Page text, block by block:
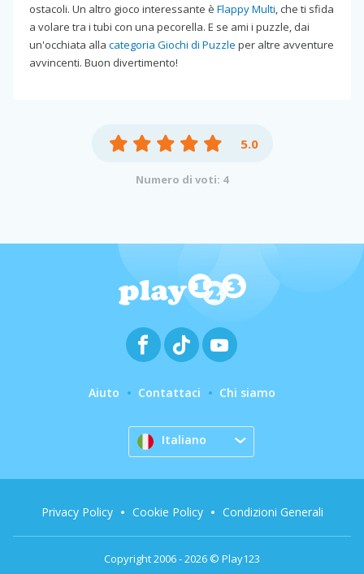
ostacoli. Un altro gioco interessante è Flappy Multi, che ti sfida
a volare tra i tubi con una pecorella. E se ami i puzzle, dai
un'occhiata alla categoria Giochi di Puzzle per altre avventure
avvincenti. Buon divertimento!
5.0
Numero di voti: 4
Aiuto Contattaci Chi siamo
Italiano
Copyright 2006 - 2026 © Play123
Privacy Policy Cookie Policy Condizioni Generali